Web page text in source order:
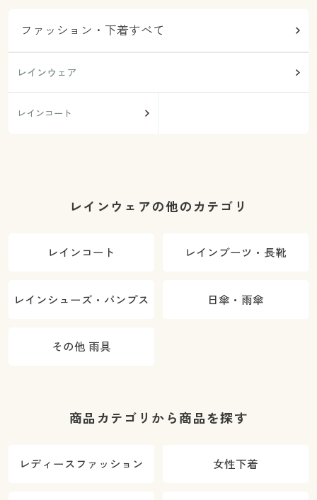
ファッション・下着すべて
レインウェア
レインコート
レインウェアの他のカテゴリ
レインコート レインブーツ・長靴
レインシューズ・パンプス 日傘・雨傘
その他 雨具
商品カテゴリから商品を探す
レディースファッション 女性下着